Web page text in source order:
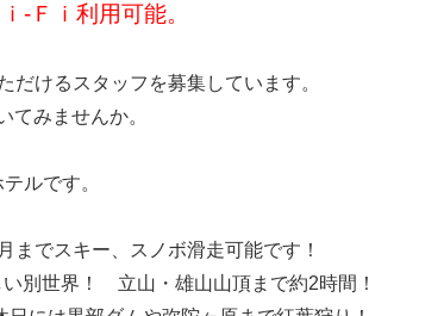
‐Ｆｉ利用可能。
だけるスタッフを募集しています。
てみませんか。
ルです。
でスキー、スノボ滑走可能です！
別世界！ 立山・雄山山頂まで約2時間！